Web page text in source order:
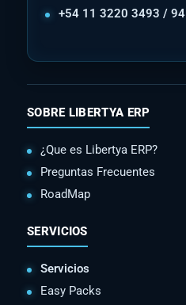
+54 11 3220 3493 / 94
SOBRE LIBERTYA ERP
¿Que es Libertya ERP?
Preguntas Frecuentes
RoadMap
SERVICIOS
Servicios
Easy Packs